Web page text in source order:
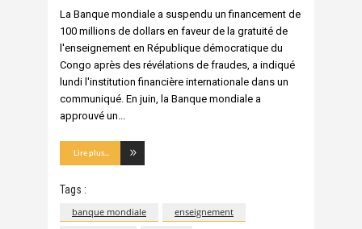
La Banque mondiale a suspendu un financement de
100 millions de dollars en faveur de la gratuité de
l'enseignement en République démocratique du
Congo après des révélations de fraudes, a indiqué
lundi l'institution financière internationale dans un
communiqué. En juin, la Banque mondiale a
approuvé un
Lire plus...
Tags :
banque mondiale
enseignement